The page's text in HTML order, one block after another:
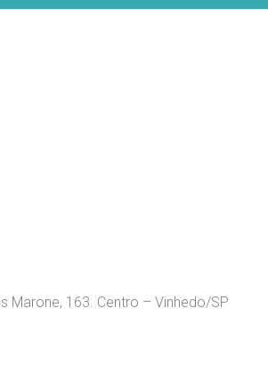
Marone, 163. Centro – Vinhedo/SP